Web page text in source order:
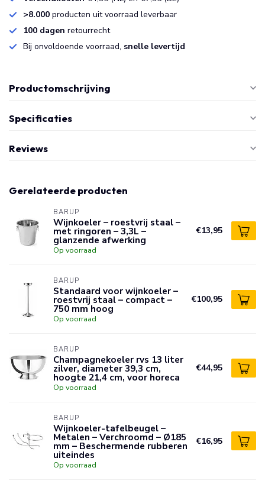
>8.000 producten uit voorraad leverbaar
100 dagen retourrecht
Bij onvoldoende voorraad, snelle levertijd
Productomschrijving
Specificaties
Reviews
Gerelateerde producten
BARUP
Wijnkoeler – roestvrij staal –
met ringoren – 3,3L –
glanzende afwerking
Op voorraad
€13,95
BARUP
Standaard voor wijnkoeler –
roestvrij staal – compact –
750 mm hoog
Op voorraad
€100,95
BARUP
Champagnekoeler rvs 13 liter
zilver, diameter 39,3 cm,
hoogte 21,4 cm, voor horeca
Op voorraad
€44,95
BARUP
Wijnkoeler-tafelbeugel –
Metalen – Verchroomd – Ø185
mm – Beschermende rubberen
uiteindes
Op voorraad
€16,95